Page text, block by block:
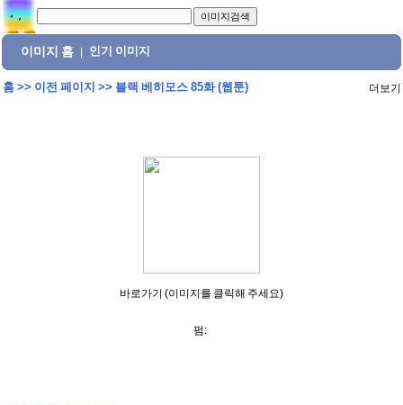
이미지 홈 인기 이미지
홈>> 이전 페이지 >> 블랙 베히모스 85화 (웹툰) 더보기
바로가기 (이미지를 클릭해 주세요)
펌: